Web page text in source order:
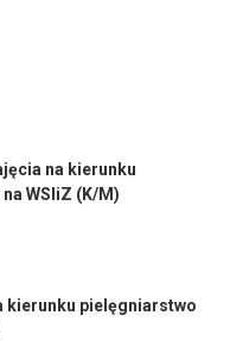
na kierunku
WSIiZ (K/M)
kierunku pielęgniarstwo